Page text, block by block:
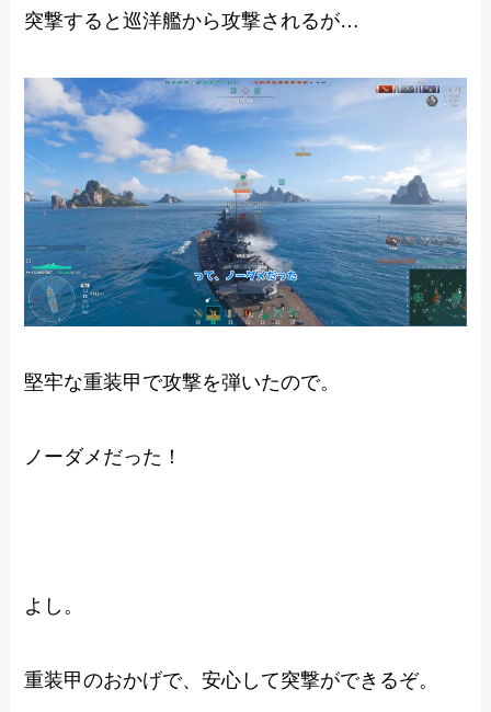
突撃すると巡洋艦から攻撃されるが…
堅牢な重装甲で攻撃を弾いたので。
ノーダメだった！
よし。
重装甲のおかげで、安心して突撃ができるぞ。